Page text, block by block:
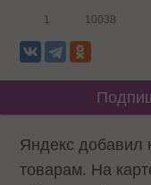
1 10038
Яндекс добавил
товарам. На